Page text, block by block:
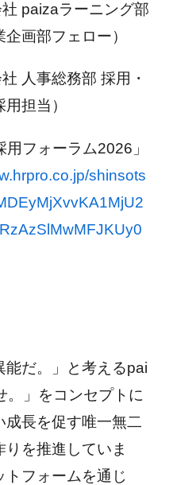
paizaラーニング部
画部フェロー）
人事総務部 採用・
担当）
フォーラム2026」
shinsots
能だ。」と考えるpai
。」をコンセプトに
成長を促す唯一無二
を推進していま
フォームを通じ